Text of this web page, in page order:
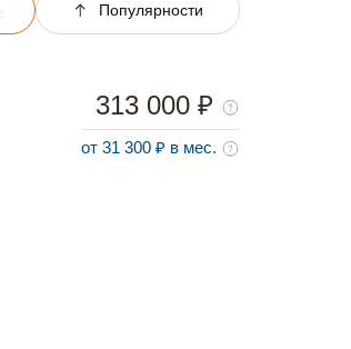
Популярности
313 000 ₽
от 31 300 ₽ в мес.